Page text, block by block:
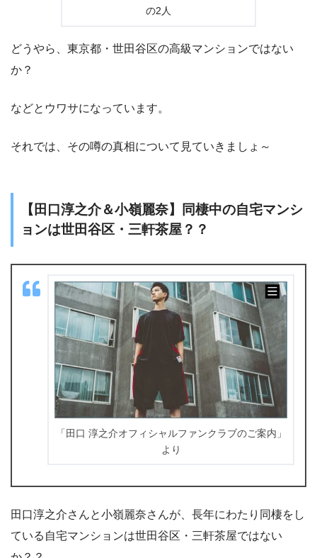
の2人
どうやら、東京都・世田谷区の高級マンションではない
か？
などとウワサになっています。
それでは、その噂の真相について見ていきましょ～
【田口淳之介＆小嶺麗奈】同棲中の自宅マンシ
ョンは世田谷区・三軒茶屋？？
「田口 淳之介オフィシャルファンクラブのご案内」
より
田口淳之介さんと小嶺麗奈さんが、長年にわたり同棲をし
ている自宅マンションは世田谷区・三軒茶屋ではない